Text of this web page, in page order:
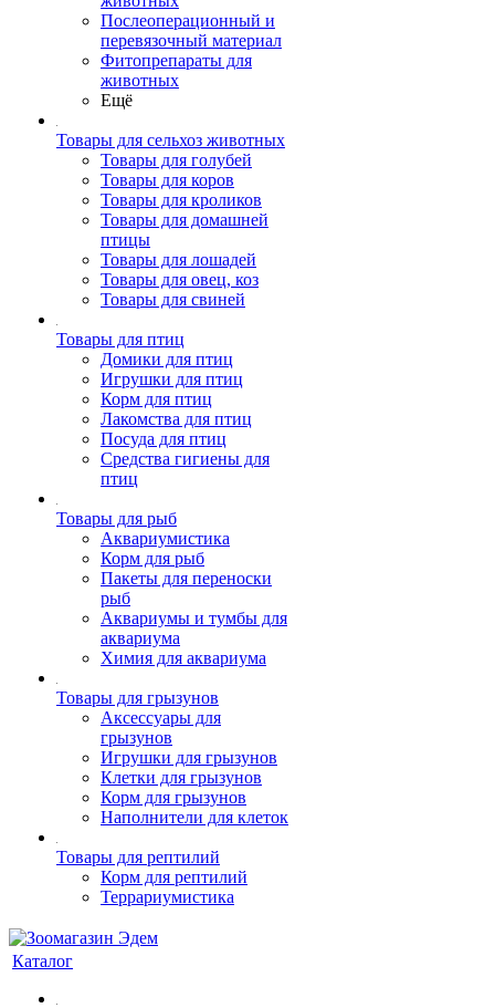
Послеоперационный и
перевязочный материал
Фитопрепараты для
животных
Ещё
Товары для сельхоз животных
Товары для голубей
Товары для коров
Товары для кроликов
Товары для домашней
птицы
Товары для лошадей
Товары для овец, коз
Товары для свиней
Товары для птиц
Домики для птиц
Игрушки для птиц
Корм для птиц
Лакомства для птиц
Посуда для птиц
Средства гигиены для
птиц
Товары для рыб
Аквариумистика
Корм для рыб
Пакеты для переноски
рыб
Аквариумы и тумбы для
аквариума
Химия для аквариума
Товары для грызунов
Аксессуары для
грызунов
Игрушки для грызунов
Клетки для грызунов
Корм для грызунов
Наполнители для клеток
Товары для рептилий
Корм для рептилий
Террариумистика
Каталог